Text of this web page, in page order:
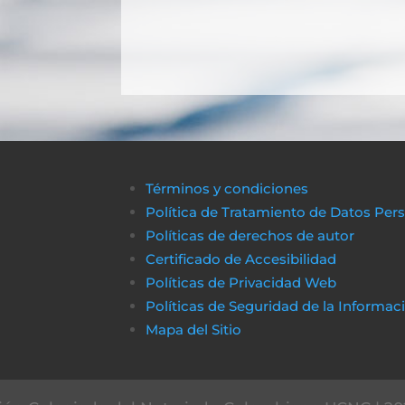
Términos y condiciones
Política de Tratamiento de Datos
Políticas de derechos de autor
Certificado de Accesibilidad
Políticas de Privacidad Web
Políticas de Seguridad de la
Mapa del Sitio